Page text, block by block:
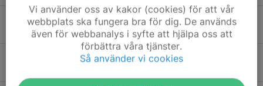
Chipsförsäljning
23 mar, 21:40 0
Fritidskortet
Vi använder oss av kakor (cookies) för att vår
webbplats ska fungera bra för dig. De används
även för webbanalys i syfte att hjälpa oss att
förbättra våra tjänster.
Så använder vi cookies